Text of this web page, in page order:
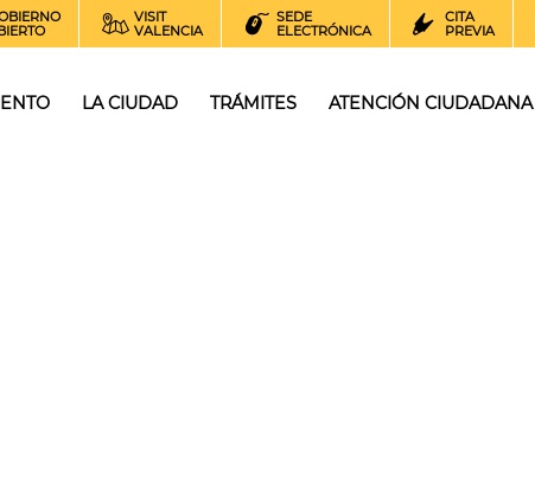
VISIT
VALENCIA
SEDE
ELECTRÓNICA
CITA
PREVIA
LA CIUDAD TRÁMITES ATENCIÓN CIUDADANA